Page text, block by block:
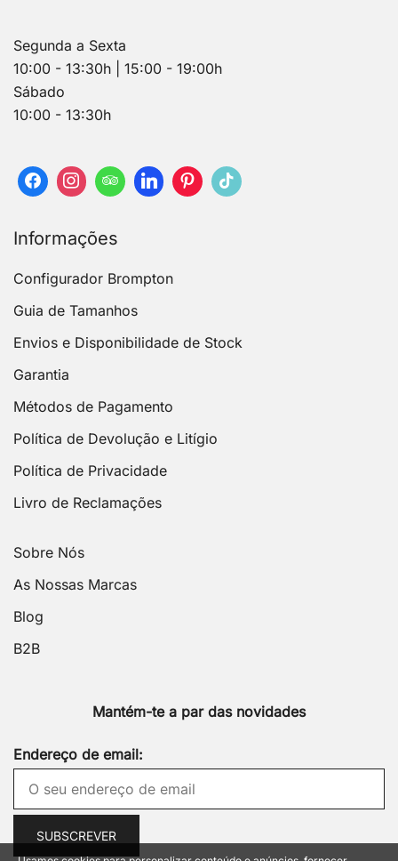
Segunda a Sexta
10:00 - 13:30h | 15:00 - 19:00h
Sábado
10:00 - 13:30h
Informações
Configurador Brompton
Guia de Tamanhos
Envios e Disponibilidade de Stock
Garantia
Métodos de Pagamento
Política de Devolução e Litígio
Política de Privacidade
Livro de Reclamações
Sobre Nós
As Nossas Marcas
Blog
B2B
Mantém-te a par das novidades
Endereço de email: